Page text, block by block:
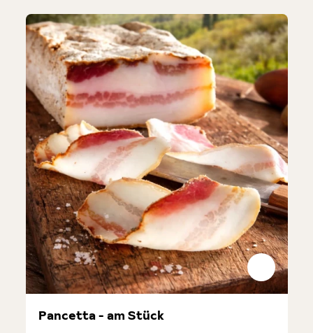
Pancetta - am Stück